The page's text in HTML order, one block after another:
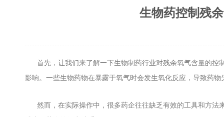
生物药控制残
首先，让我们来了解一下生物制药行业对残余氧气含量的控
影响。一些生物药物在暴露于氧气时会发生氧化反应，导致药
然而，在实际操作中，很多药企往往缺乏有效的工具和方法